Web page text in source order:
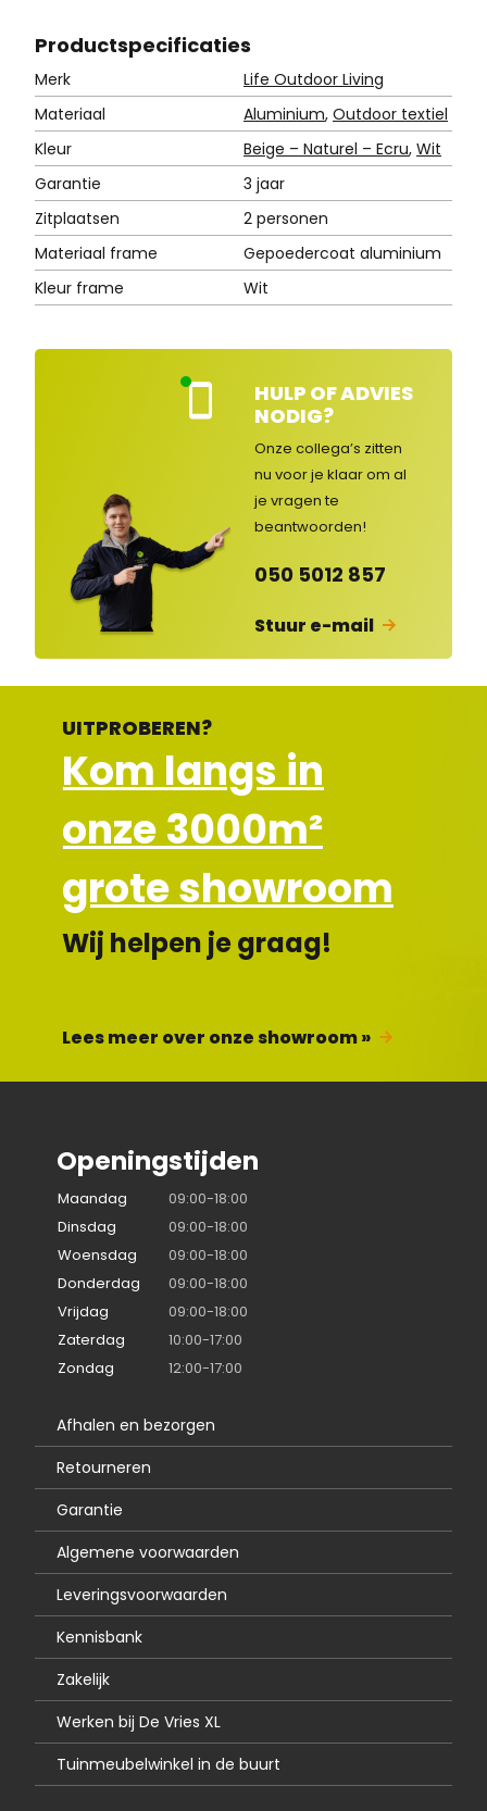
Productspecificaties
Merk
Life Outdoor Living
Materiaal
Aluminium, Outdoor textiel
Kleur
Beige – Naturel – Ecru, Wit
Garantie
3 jaar
Zitplaatsen
2 personen
Materiaal frame
Gepoedercoat aluminium
Kleur frame
Wit
nte
en
d
HULP OF ADVIES
NODIG?
Onze collega’s zitten
nu voor je klaar om al
je vragen te
beantwoorden!
050 5012 857
Stuur e-mail
UITPROBEREN?
Kom langs in
onze 3000m²
grote showroom
Wij helpen je graag!
Lees meer over onze showroom »
Openingstijden
Maandag
09:00-18:00
Dinsdag
09:00-18:00
Woensdag
09:00-18:00
Donderdag
09:00-18:00
Vrijdag
09:00-18:00
Zaterdag
10:00-17:00
Zondag
12:00-17:00
Afhalen en bezorgen
Retourneren
Garantie
Algemene voorwaarden
Leveringsvoorwaarden
Kennisbank
Zakelijk
Werken bij De Vries XL
Tuinmeubelwinkel in de buurt